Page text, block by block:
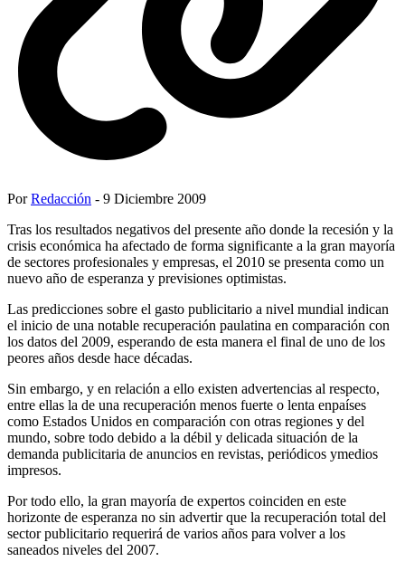
PorRedacción - 9 Diciembre 2009
Tras los resultados negativos del presente año donde la recesión y la
crisis económica ha afectado de forma significante a la gran mayoría
de sectores profesionales y empresas, el 2010 se presenta como un
nuevo año de esperanza y previsiones optimistas.
Las predicciones sobre el gasto publicitario a nivel mundial indican
el inicio de una notable recuperación paulatina en comparación con
los datos del 2009, esperando de esta manera el final de uno de los
peores años desde hace décadas.
Sin embargo, y en relación a ello existen advertencias al respecto,
entre ellas la de una recuperación menos fuerte o lenta enpaíses
como Estados Unidos en comparación con otras regiones y del
mundo, sobre todo debido a la débil y delicada situación de la
demanda publicitaria de anuncios en revistas, periódicos ymedios
impresos.
Por todo ello, la gran mayoría de expertos coinciden en este
horizonte de esperanza no sin advertir que la recuperación total del
sector publicitario requerirá de varios años para volver a los
saneados niveles del 2007.